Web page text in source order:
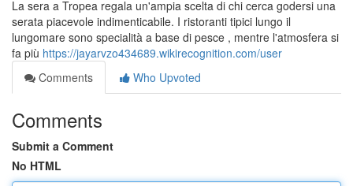
La sera a Tropea regala un'ampia scelta di chi cerca godersi una
serata piacevole indimenticabile. I ristoranti tipici lungo il
lungomare sono specialità a base di pesce , mentre l'atmosfera si
fa più https://jayarvzo434689.wikirecognition.com/user
Comments
Who Upvoted
Comments
Submit a Comment
No HTML